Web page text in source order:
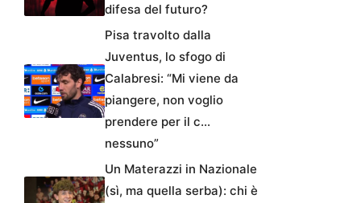
difesa del futuro?
Pisa travolto dalla
Juventus, lo sfogo di
Calabresi: “Mi viene da
piangere, non voglio
prendere per il c…
nessuno”
Un Materazzi in Nazionale
(sì, ma quella serba): chi è